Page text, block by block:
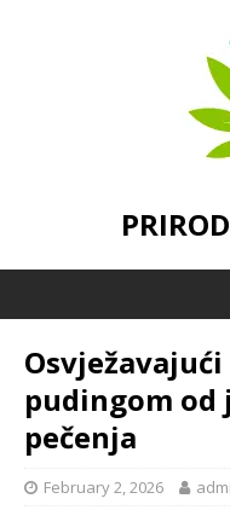
pudingom od
pečenja
February 2, 2026